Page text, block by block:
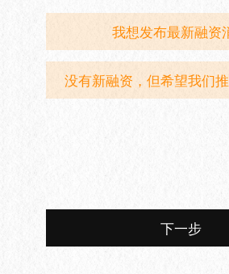
我想发布最新融资
没有新融资，但希望我们
下一步